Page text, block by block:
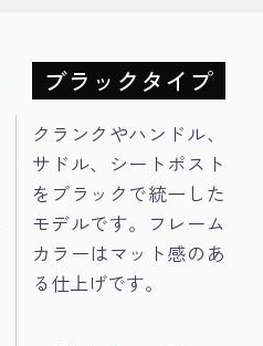
ブラックタイプ
クランクやハンドル、
サドル、シートポスト
をブラックで統一した
モデルです。フレーム
カラーはマット感のあ
る仕上げです。